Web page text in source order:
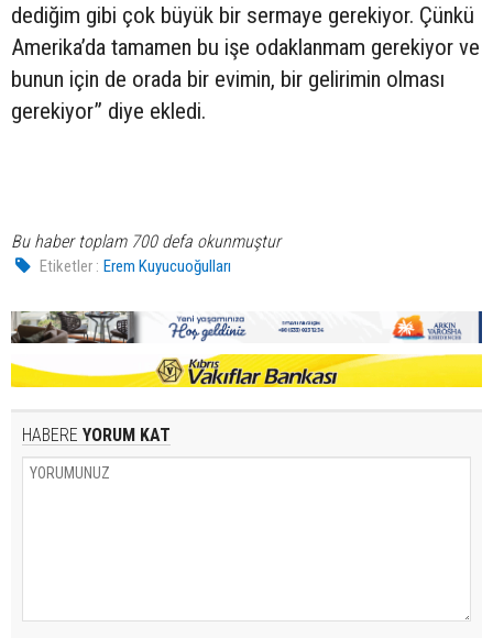
dediğim gibi çok büyük bir sermaye gerekiyor. Çünkü
Amerika’da tamamen bu işe odaklanmam gerekiyor ve
bunun için de orada bir evimin, bir gelirimin olması
gerekiyor” diye ekledi.
Bu haber toplam 700 defa okunmuştur
Etiketler : Erem Kuyucuoğulları
HABERE YORUM KAT